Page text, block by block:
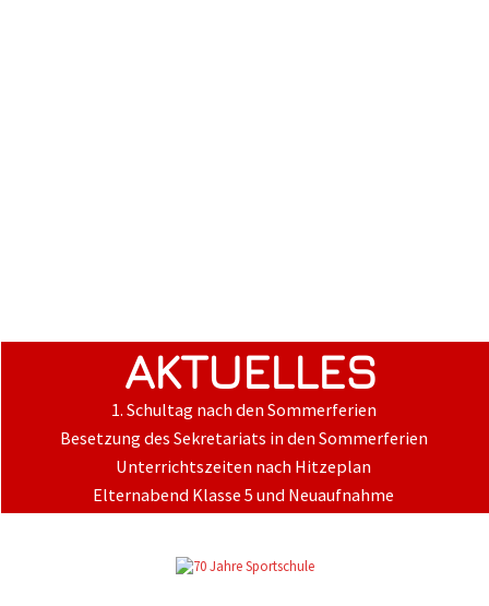
AKTUELLES
1. Schultag nach den Sommerferien
Besetzung des Sekretariats in den Sommerferien
Unterrichtszeiten nach Hitzeplan
Elternabend Klasse 5 und Neuaufnahme